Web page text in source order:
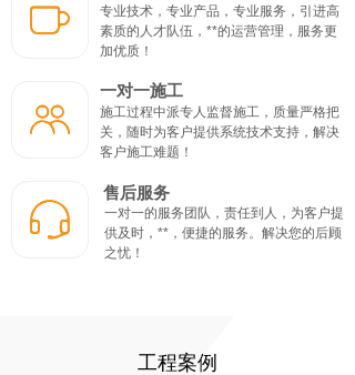
一对一施工
专业技术，专业产品，专业服务，引进高
素质的人才队伍，**的运营管理，服务更
加优质！
一对一的服务团队，责任到人，为客户提
供及时，**，便捷的服务。解决您的后顾
之忧！
施工过程中派专人监督施工，质量严格把
关，随时为客户提供系统技术支持，解决
客户施工难题！
售后服务
工程案例